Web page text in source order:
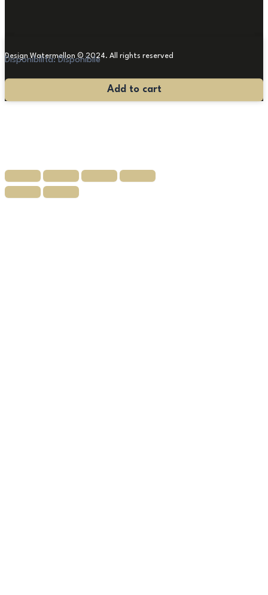
Design Watermellon © 2024. All rights reserved
Disponibilità: Disponibile
Antica
Add to cart